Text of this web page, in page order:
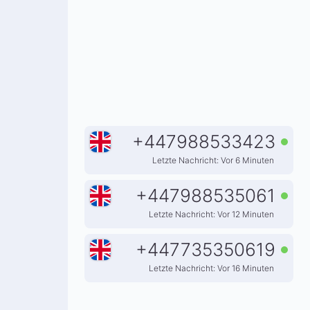
+447988533423
Letzte Nachricht: Vor 6 Minuten
+447988535061
Letzte Nachricht: Vor 12 Minuten
+447735350619
Letzte Nachricht: Vor 16 Minuten